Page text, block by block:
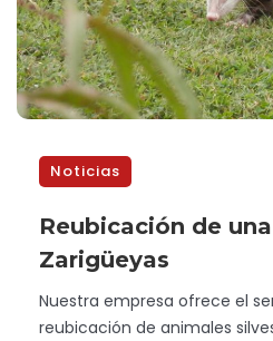
Noticias
Reubicación de
Zarigüeyas
Nuestra empresa ofrece el
reubicación de animales